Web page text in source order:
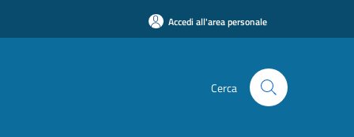
Accedi all'area personale
Cerca